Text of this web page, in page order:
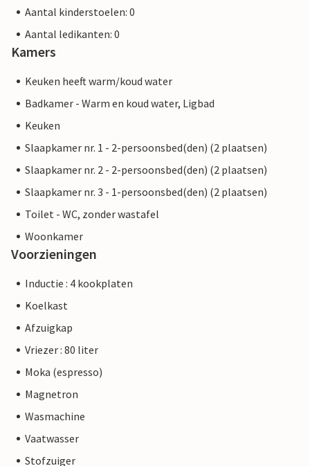
Aantal kinderstoelen: 0
Aantal ledikanten: 0
Kamers
Keuken heeft warm/koud water
Badkamer - Warm en koud water, Ligbad
Keuken
Slaapkamer nr. 1 - 2-persoonsbed(den) (2 plaatsen)
Slaapkamer nr. 2 - 2-persoonsbed(den) (2 plaatsen)
Slaapkamer nr. 3 - 1-persoonsbed(den) (2 plaatsen)
Toilet - WC, zonder wastafel
Woonkamer
Voorzieningen
Inductie : 4 kookplaten
Koelkast
Afzuigkap
Vriezer : 80 liter
Moka (espresso)
Magnetron
Wasmachine
Vaatwasser
Stofzuiger